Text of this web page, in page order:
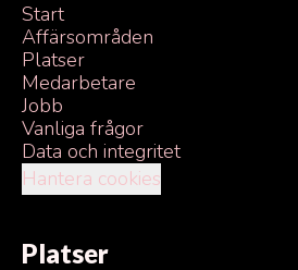
Start
Affärsområden
Platser
Medarbetare
Jobb
Vanliga frågor
Data och integritet
Hantera cookies
Platser